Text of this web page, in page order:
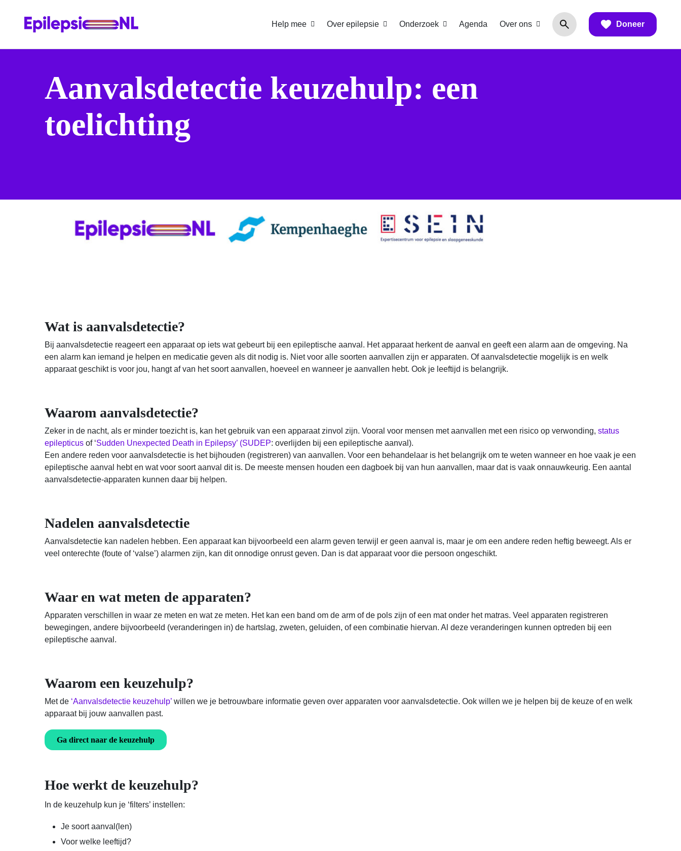
Help mee Over epilepsie Onderzoek Agenda Over ons Doneer
Aanvalsdetectie keuzehulp: een
toelichting
Wat is aanvalsdetectie?
Bij aanvalsdetectie reageert een apparaat op iets wat gebeurt bij een epileptische aanval. Het apparaat herkent de aanval en geeft een alarm aan de omgeving. Na
een alarm kan iemand je helpen en medicatie geven als dit nodig is. Niet voor alle soorten aanvallen zijn er apparaten. Of aanvalsdetectie mogelijk is en welk
apparaat geschikt is voor jou, hangt af van het soort aanvallen, hoeveel en wanneer je aanvallen hebt. Ook je leeftijd is belangrijk.
Waarom aanvalsdetectie?
Zeker in de nacht, als er minder toezicht is, kan het gebruik van een apparaat zinvol zijn. Vooral voor mensen met aanvallen met een risico op verwonding, status
epilepticus of ‘Sudden Unexpected Death in Epilepsy’ (SUDEP: overlijden bij een epileptische aanval).
Een andere reden voor aanvalsdetectie is het bijhouden (registreren) van aanvallen. Voor een behandelaar is het belangrijk om te weten wanneer en hoe vaak je een
epileptische aanval hebt en wat voor soort aanval dit is. De meeste mensen houden een dagboek bij van hun aanvallen, maar dat is vaak onnauwkeurig. Een aantal
aanvalsdetectie-apparaten kunnen daar bij helpen.
Nadelen aanvalsdetectie
Aanvalsdetectie kan nadelen hebben. Een apparaat kan bijvoorbeeld een alarm geven terwijl er geen aanval is, maar je om een andere reden heftig beweegt. Als er
veel onterechte (foute of ‘valse’) alarmen zijn, kan dit onnodige onrust geven. Dan is dat apparaat voor die persoon ongeschikt.
Waar en wat meten de apparaten?
Apparaten verschillen in waar ze meten en wat ze meten. Het kan een band om de arm of de pols zijn of een mat onder het matras. Veel apparaten registreren
bewegingen, andere bijvoorbeeld (veranderingen in) de hartslag, zweten, geluiden, of een combinatie hiervan. Al deze veranderingen kunnen optreden bij een
epileptische aanval.
Waarom een keuzehulp?
Met de ‘Aanvalsdetectie keuzehulp’ willen we je betrouwbare informatie geven over apparaten voor aanvalsdetectie. Ook willen we je helpen bij de keuze of en welk
apparaat bij jouw aanvallen past.
Ga direct naar de keuzehulp
Hoe werkt de keuzehulp?
In de keuzehulp kun je ‘filters’ instellen:
Je soort aanval(len)
Voor welke leeftijd?